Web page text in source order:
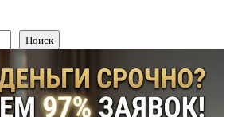
Поиск